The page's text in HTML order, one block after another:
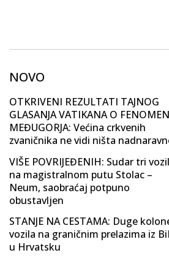
NOVO
OTKRIVENI REZULTATI TAJNOG
GLASANJA VATIKANA O
MEĐUGORJA: Većina crkvenih
zvaničnika ne vidi ništa
VIŠE POVRIJEĐENIH: Sudar tri
na magistralnom putu Stolac –
Neum, saobraćaj potpuno
obustavljen
STANJE NA CESTAMA: Duge
vozila na graničnim prelazima iz
u Hrvatsku